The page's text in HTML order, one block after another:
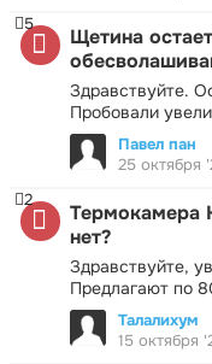
Щетина
Здравствуйте.
Пробовали
5
Павел пан
25 октября
Термокамера
нет?
Здравствуйте,
Предлагают по
2
Талалихум
15 октября